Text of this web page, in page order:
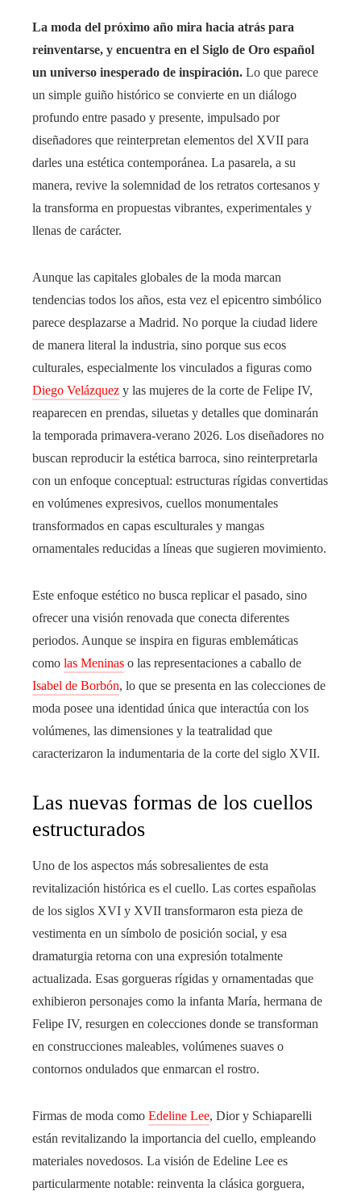
La moda del próximo año mira hacia atrás para
reinventarse, y encuentra en el Siglo de Oro español
un universo inesperado de inspiración. Lo que parece
un simple guiño histórico se convierte en un diálogo
profundo entre pasado y presente, impulsado por
diseñadores que reinterpretan elementos del XVII para
darles una estética contemporánea. La pasarela, a su
manera, revive la solemnidad de los retratos cortesanos y
la transforma en propuestas vibrantes, experimentales y
llenas de carácter.
Aunque las capitales globales de la moda marcan
tendencias todos los años, esta vez el epicentro simbólico
parece desplazarse a Madrid. No porque la ciudad lidere
de manera literal la industria, sino porque sus ecos
culturales, especialmente los vinculados a figuras como
Diego Velázquez y las mujeres de la corte de Felipe IV,
reaparecen en prendas, siluetas y detalles que dominarán
la temporada primavera-verano 2026. Los diseñadores no
buscan reproducir la estética barroca, sino reinterpretarla
con un enfoque conceptual: estructuras rígidas convertidas
en volúmenes expresivos, cuellos monumentales
transformados en capas esculturales y mangas
ornamentales reducidas a líneas que sugieren movimiento.
Este enfoque estético no busca replicar el pasado, sino
ofrecer una visión renovada que conecta diferentes
periodos. Aunque se inspira en figuras emblemáticas
como las Meninas o las representaciones a caballo de
Isabel de Borbón, lo que se presenta en las colecciones de
moda posee una identidad única que interactúa con los
volúmenes, las dimensiones y la teatralidad que
caracterizaron la indumentaria de la corte del siglo XVII.
Las nuevas formas de los cuellos
estructurados
Uno de los aspectos más sobresalientes de esta
revitalización histórica es el cuello. Las cortes españolas
de los siglos XVI y XVII transformaron esta pieza de
vestimenta en un símbolo de posición social, y esa
dramaturgia retorna con una expresión totalmente
actualizada. Esas gorgueras rígidas y ornamentadas que
exhibieron personajes como la infanta María, hermana de
Felipe IV, resurgen en colecciones donde se transforman
en construcciones maleables, volúmenes suaves o
contornos ondulados que enmarcan el rostro.
Firmas de moda como Edeline Lee, Dior y Schiaparelli
están revitalizando la importancia del cuello, empleando
materiales novedosos. La visión de Edeline Lee es
particularmente notable: reinventa la clásica gorguera,